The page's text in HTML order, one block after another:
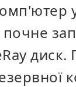
почне
диск.